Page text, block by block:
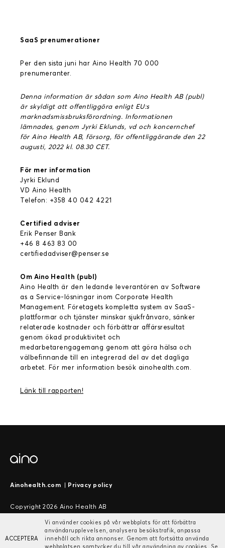
SaaS prenumerationer
Per den sista juni har Aino Health 70 000
prenumeranter.
Denna information är sådan som Aino Health AB (publ)
är skyldigt att offentliggöra enligt EU:s
marknadsmissbruksförordning. Informationen
lämnades, genom Jyrki Eklunds, vd och koncernchef
för Aino Health AB, försorg, för offentliggörande den 22
augusti, 2022 kl. 08.30 CET.
För mer information
Jyrki Eklund
VD Aino Health
Telefon: +358 40 042 4221
Certified adviser
Erik Penser Bank
+46 8 463 83 00
certifiedadviser@penser.se
Om Aino Health (publ)
Aino Health är den ledande leverantören av Software
as a Service-lösningar inom Corporate Health
Management. Företagets kompletta system av SaaS-
plattformar och tjänster minskar sjukfrånvaro, sänker
relaterade kostnader och förbättrar affärsresultat
genom ökad produktivitet och
medarbetarengagemang genom att göra hälsa och
välbefinnande till en integrerad del av det dagliga
arbetet. För mer information besök ainohealth.com.
Länk till rapporten!
Ainohealth.com | Privacy policy
Copyright 2026 Aino Health AB
Vi använder cookies på vår webbplats för att förbättra
användarupplevelsen, analysera besökstrafik, anpassa
innehåll och rikta annonser. Genom att fortsätta använda
webbplatsen samtycker du till vår användning av cookies. Se
ACCEPTERA